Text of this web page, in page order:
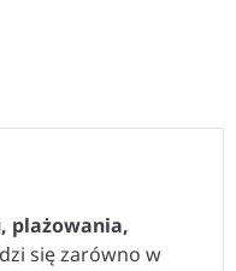
plażowania,
się zarówno w